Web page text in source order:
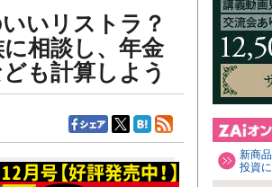
いリストラ？
相談し、年金
も計算しよう
新商
投資